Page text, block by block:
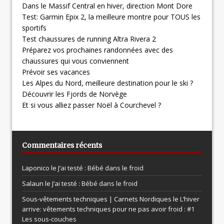
Dans le Massif Central en hiver, direction Mont Dore
Test: Garmin Epix 2, la meilleure montre pour TOUS les
sportifs
Test chaussures de running Altra Rivera 2
Préparez vos prochaines randonnées avec des
chaussures qui vous conviennent
Prévoir ses vacances
Les Alpes du Nord, meilleure destination pour le ski ?
Découvrir les Fjords de Norvège
Et si vous alliez passer Noël à Courchevel ?
Commentaires récents
Laponico le J’ai testé : Bébé dans le froid
Salaun le J’ai testé : Bébé dans le froid
Sous-vêtements techniques | Carnets Nordiques le L’hiver
arrive: vêtements techniques pour ne pas avoir froid : #1
Les sous-couches